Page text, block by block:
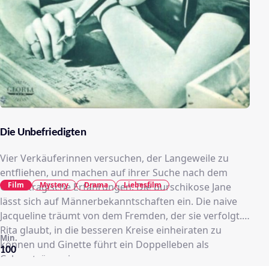
Die Unbefriedigten
Vier Verkäuferinnen versuchen, der Langeweile zu
entfliehen, und machen auf ihrer Suche nach dem
Glück tragische Erfahrungen. Die burschikose Jane
lässt sich auf Männerbekanntschaften ein. Die naive
Jacqueline träumt von dem Fremden, der sie verfolgt.
Rita glaubt, in die besseren Kreise einheiraten zu
können und Ginette führt ein Doppelleben als
Cabaretsängerin.
100
Min.
Film Mystery Drama Liebesfilm